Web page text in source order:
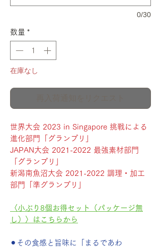
0/30
数量 *
在庫なし
世界大会 2023 in Singapore 挑戦による
進化部門「グランプリ」
JAPAN大会 2021-2022 最強素材部門
「グランプリ」
新潟南魚沼大会 2021-2022 調理・加工
部門「準グランプリ」
〈小ぶり8個お得セット（パッケージ無
し）〉はこちらから
⚫︎その食感と旨味に「まるであわ